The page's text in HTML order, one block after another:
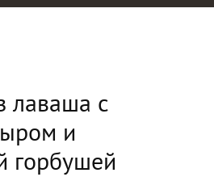
лаваша с
и
горбушей